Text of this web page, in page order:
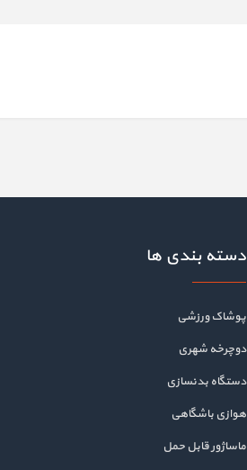
دسته بندی ها
پوشاک ورزشی
دوچرخه شهری
دستگاه بدنسازی
هوازی باشگاهی
ماساژور قابل حمل